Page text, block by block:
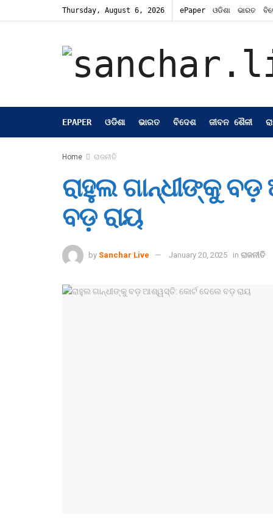
Thursday, August 6, 2026 ePaper ଓଡିଶା ଭାରତ
EPAPER ଓଡିଶା ଭାରତ ବିଦେଶ ଜୀବନ ଶୈଳୀ
Home ରାଜନୀତି
ରାହୁଲ ଗାନ୍ଧୀଙ୍କୁ
ବଡ଼ ରାୟ
by Sanchar Live January 20, 2025 in ରାଜନୀତି